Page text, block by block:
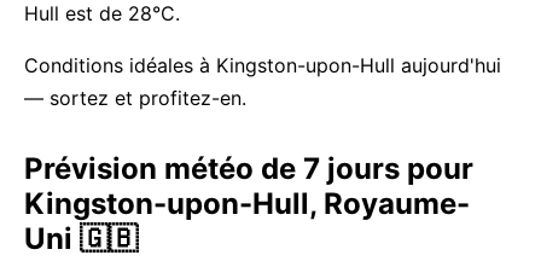
Hull est de 28°C.
Conditions idéales à Kingston-upon-Hull aujourd'hui
— sortez et profitez-en.
Prévision météo de 7 jours pour
Kingston-upon-Hull, Royaume-
Uni 🇬🇧